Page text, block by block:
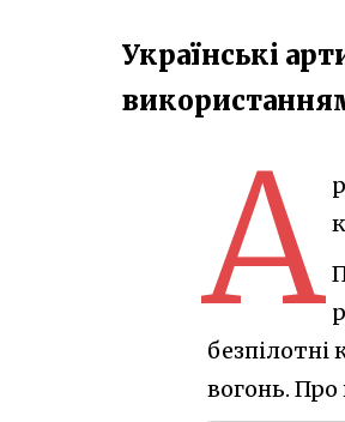
Українські
А
вогонь. Про